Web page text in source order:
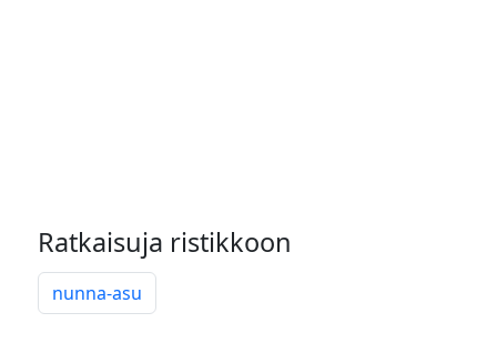
Ratkaisuja ristikkoon
nunna-asu